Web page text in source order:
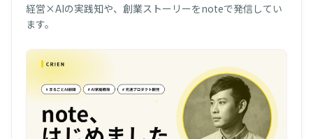
経営×AIの実践知や、創業ストーリーをnoteで発信してい
ます。